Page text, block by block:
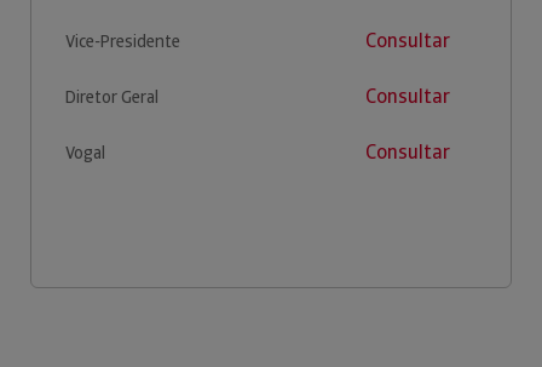
Vice-Presidente Consultar
Diretor Geral Consultar
Vogal Consultar